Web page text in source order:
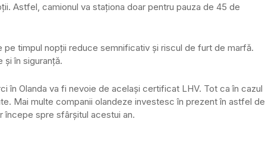
Astfel, camionul va staționa doar pentru pauza de 45 de
pe timpul nopții reduce semnificativ și riscul de furt de marfă.
și în siguranță.
în Olanda va fi nevoie de același certificat LHV. Tot ca în cazul
Mai multe companii olandeze investesc în prezent în astfel de
începe spre sfârșitul acestui an.